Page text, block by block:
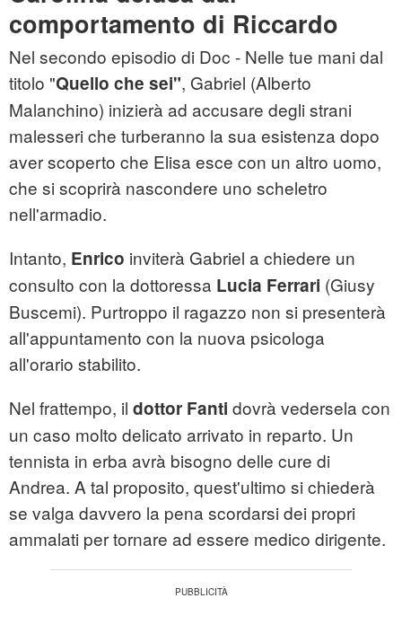
comportamento di Riccardo
Nel secondo episodio di Doc - Nelle tue mani dal
titolo "Quello che sei", Gabriel (Alberto
Malanchino) inizierà ad accusare degli strani
malesseri che turberanno la sua esistenza dopo
aver scoperto che Elisa esce con un altro uomo,
che si scoprirà nascondere uno scheletro
nell'armadio.
Intanto, Enrico inviterà Gabriel a chiedere un
consulto con la dottoressa Lucia Ferrari (Giusy
Buscemi). Purtroppo il ragazzo non si presenterà
all'appuntamento con la nuova psicologa
all'orario stabilito.
Nel frattempo, il dottor Fanti dovrà vedersela con
un caso molto delicato arrivato in reparto. Un
tennista in erba avrà bisogno delle cure di
Andrea. A tal proposito, quest'ultimo si chiederà
se valga davvero la pena scordarsi dei propri
ammalati per tornare ad essere medico dirigente.